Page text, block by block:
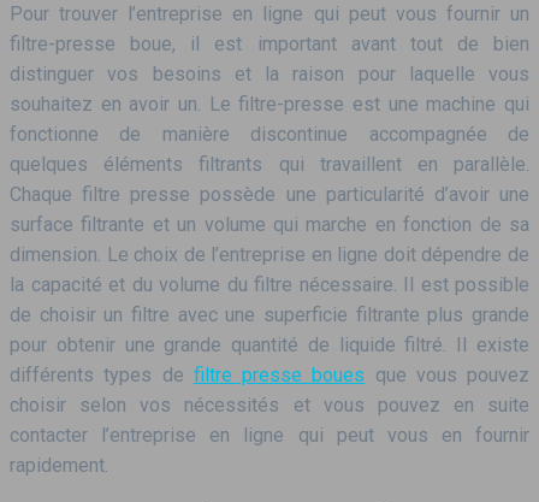
Pour trouver l’entreprise en ligne qui peut vous fournir un
filtre-presse boue, il est important avant tout de bien
distinguer vos besoins et la raison pour laquelle vous
souhaitez en avoir un. Le filtre-presse est une machine qui
fonctionne de manière discontinue accompagnée de
quelques éléments filtrants qui travaillent en parallèle.
Chaque filtre presse possède une particularité d’avoir une
surface filtrante et un volume qui marche en fonction de sa
dimension. Le choix de l’entreprise en ligne doit dépendre de
la capacité et du volume du filtre nécessaire. Il est possible
de choisir un filtre avec une superficie filtrante plus grande
pour obtenir une grande quantité de liquide filtré. Il existe
différents types de filtre presse boues que vous pouvez
choisir selon vos nécessités et vous pouvez en suite
contacter l’entreprise en ligne qui peut vous en fournir
rapidement.